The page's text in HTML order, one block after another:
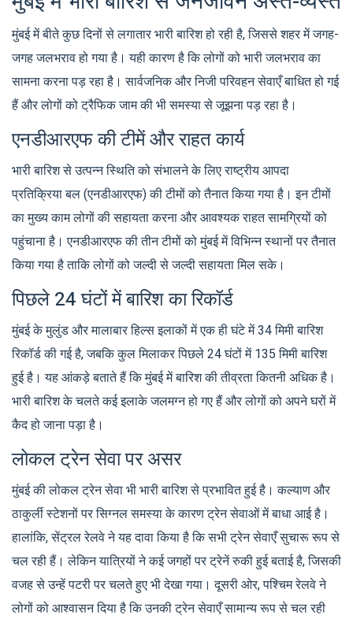
मुंबई में बीते कुछ दिनों से लगातार भारी बारिश हो रही है, जिससे शहर में जगह-
जगह जलभराव हो गया है। यही कारण है कि लोगों को भारी जलभराव का
सामना करना पड़ रहा है। सार्वजनिक और निजी परिवहन सेवाएँ बाधित हो गई
हैं और लोगों को ट्रैफिक जाम की भी समस्या से जूझना पड़ रहा है।
एनडीआरएफ की टीमें और राहत कार्य
भारी बारिश से उत्पन्न स्थिति को संभालने के लिए राष्ट्रीय आपदा
प्रतिक्रिया बल (एनडीआरएफ) की टीमों को तैनात किया गया है। इन टीमों
का मुख्य काम लोगों की सहायता करना और आवश्यक राहत सामग्रियों को
पहुंचाना है। एनडीआरएफ की तीन टीमों को मुंबई में विभिन्न स्थानों पर तैनात
किया गया है ताकि लोगों को जल्दी से जल्दी सहायता मिल सके।
पिछले 24 घंटों में बारिश का रिकॉर्ड
मुंबई के मुलुंड और मालाबार हिल्स इलाकों में एक ही घंटे में 34 मिमी बारिश
रिकॉर्ड की गई है, जबकि कुल मिलाकर पिछले 24 घंटों में 135 मिमी बारिश
हुई है। यह आंकड़े बताते हैं कि मुंबई में बारिश की तीव्रता कितनी अधिक है।
भारी बारिश के चलते कई इलाके जलमग्न हो गए हैं और लोगों को अपने घरों में
कैद हो जाना पड़ा है।
लोकल ट्रेन सेवा पर असर
मुंबई की लोकल ट्रेन सेवा भी भारी बारिश से प्रभावित हुई है। कल्याण और
ठाकुर्ली स्टेशनों पर सिग्नल समस्या के कारण ट्रेन सेवाओं में बाधा आई है।
हालांकि, सेंट्रल रेलवे ने यह दावा किया है कि सभी ट्रेन सेवाएँ सुचारू रूप से
चल रही हैं। लेकिन यात्रियों ने कई जगहों पर ट्रेनें रुकी हुई बताई है, जिसकी
वजह से उन्हें पटरी पर चलते हुए भी देखा गया। दूसरी ओर, पश्चिम रेलवे ने
लोगों को आश्वासन दिया है कि उनकी ट्रेन सेवाएँ सामान्य रूप से चल रही